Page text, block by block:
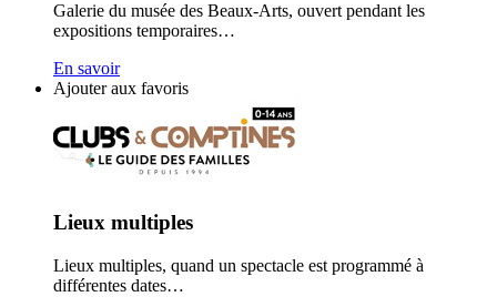
Galerie du musée des Beaux-Arts, ouvert pendant les
expositions temporaires…
En savoir
Ajouter aux favoris
Lieux multiples
Lieux multiples, quand un spectacle est programmé à
différentes dates…